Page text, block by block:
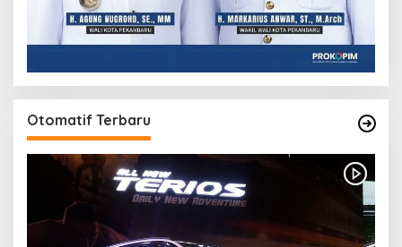
Otomatif Terbaru